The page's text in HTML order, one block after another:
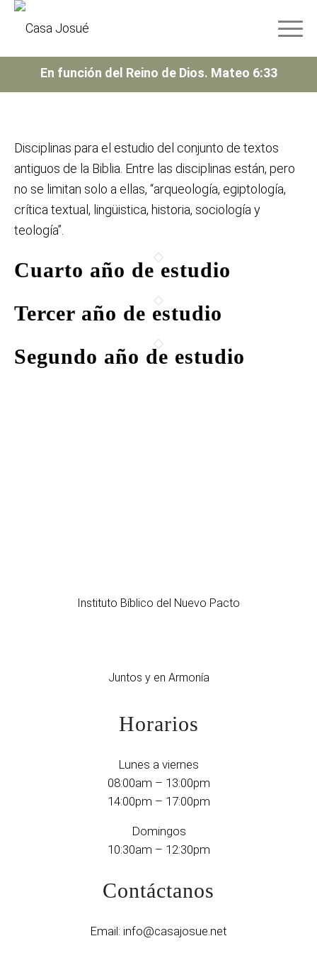
En función del Reino de Dios. Mateo 6:33
Disciplinas para el estudio del conjunto de textos
antiguos de la Biblia. Entre las disciplinas están, pero
no se limitan solo a ellas, “arqueología, egiptología,
crítica textual, lingüistica, historia, sociología y
teología”.
Cuarto año de estudio
Tercer año de estudio
Segundo año de estudio
Instituto Bíblico del Nuevo Pacto
Juntos y en Armonía
Horarios
Lunes a viernes
08:00am – 13:00pm
14:00pm – 17:00pm
Domingos
10:30am – 12:30pm
Contáctanos
Email: info@casajosue.net